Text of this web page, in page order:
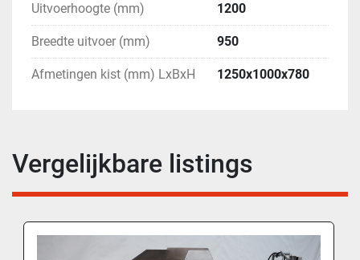
Uitvoerhoogte (mm) 1200
Breedte uitvoer (mm) 950
Afmetingen kist (mm) LxBxH 1250x1000x780
Vergelijkbare listings